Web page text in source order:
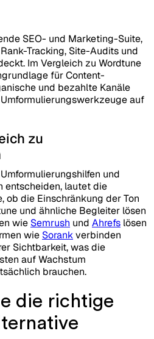
SEO- und Marketing-Suite,
Tracking, Site-Audits und
Im Vergleich zu Wordtune
für Content-
und bezahlte Kanäle
auf
zu
und
entscheiden, lautet die
ob die Einschränkung der Ton
und ähnliche Begleiter lösen
wie Semrush und Ahrefs lösen
wie Sorankverbinden
Sichtbarkeit, was die
auf Wachstum
brauchen.
die richtige